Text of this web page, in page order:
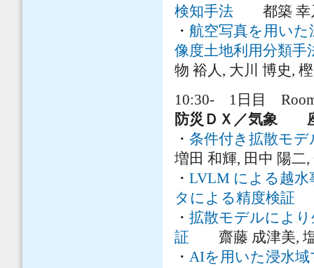
検知手法 都築 幸乃
・ 航空写真を用い
像度土地利用分類
物 裕人, 大川 博史,
10:30- 1日目
防災ＤＸ／気象
・ 条件付き拡散モ
増田 和輝, 田中 陽二,
・ LVLM による越水
タによる精度検証
・ 拡散モデルによ
証 齋藤 成津美, 塩
・ AIを用いた浸水